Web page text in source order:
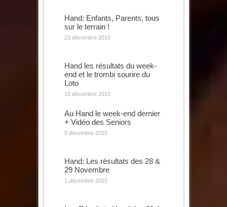
Hand: Enfants, Parents, tous
sur le terrain !
23 décembre 2015
Hand les résultats du week-
end et le trombi sourire du
Loto
15 décembre 2015
Au Hand le week-end dernier
+ Vidéo des Seniors
9 décembre 2015
Hand: Les résultats des 28 &
29 Novembre
1 décembre 2015